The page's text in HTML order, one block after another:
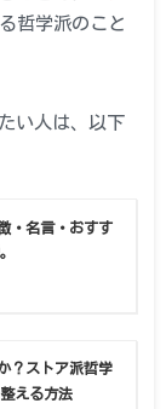
哲学派のこと
い人は、以下
・名言・おすす
？ストア派哲学
える方法